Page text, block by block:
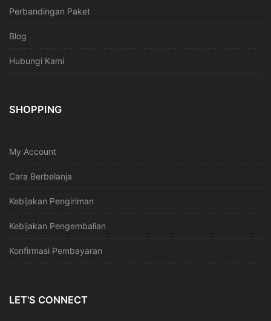
Perbandingan Paket
Blog
Hubungi Kami
SHOPPING
My Account
Cara Berbelanja
Kebijakan Pengiriman
Kebijakan Pengembalian
Konfirmasi Pembayaran
LET'S CONNECT